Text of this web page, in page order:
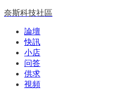
奈斯科技社區
論壇
快訊
小店
问答
供求
視頻